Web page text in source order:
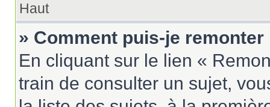
Haut
» Comment puis-je
En cliquant sur le lien «
train de consulter un sujet,